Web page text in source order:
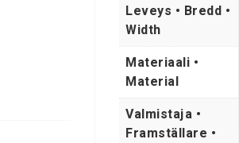
Leveys • Bredd •
Width
Materiaali •
Material
Valmistaja •
Framställare •